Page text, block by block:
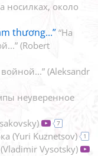
носилках, около
thương...” “На
(Robert
(Aleksandr
неуверенное
) 7
(Yuri Kuznetsov) 1
(Vladimir Vysotsky)